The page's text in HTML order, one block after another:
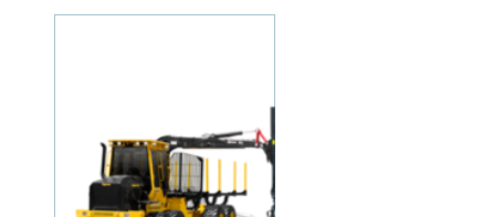
energikostnader. I en tid
där många söker...